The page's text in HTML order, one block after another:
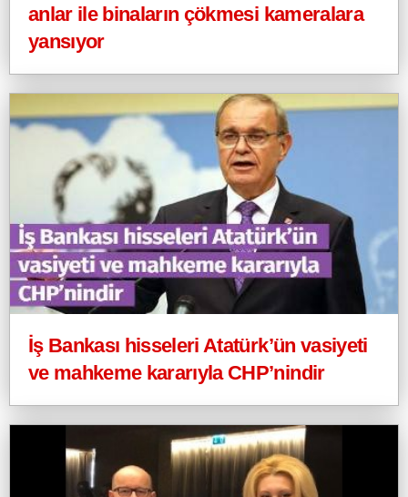
anlar ile binaların çökmesi kameralara
yansıyor
İş Bankası hisseleri Atatürk’ün vasiyeti
ve mahkeme kararıyla CHP’nindir